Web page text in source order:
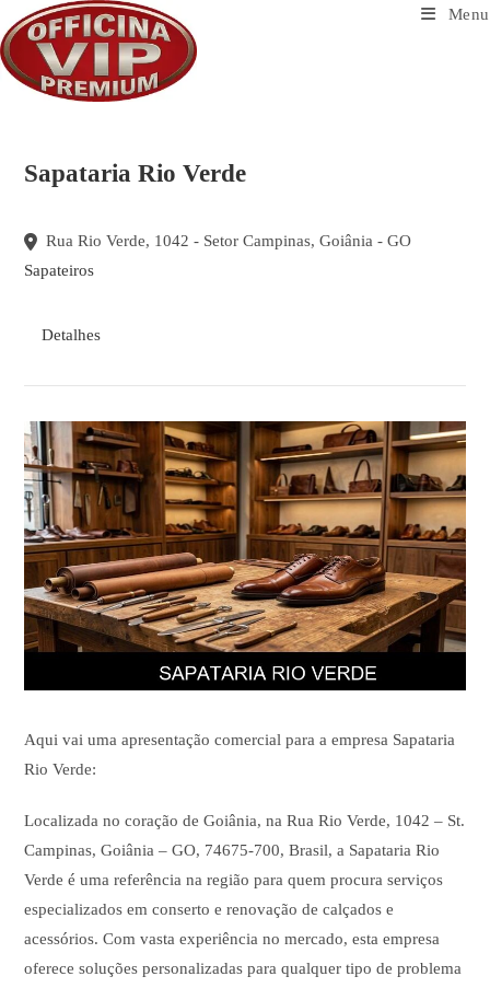
para
o
conteúdo
Menu
Sapataria Rio Verde
Rua Rio Verde, 1042 - Setor Campinas, Goiânia - GO
Sapateiros
Detalhes
Aqui vai uma apresentação comercial para a empresa Sapataria
Rio Verde:
Localizada no coração de Goiânia, na Rua Rio Verde, 1042 – St.
Campinas, Goiânia – GO, 74675-700, Brasil, a Sapataria Rio
Verde é uma referência na região para quem procura serviços
especializados em conserto e renovação de calçados e
acessórios. Com vasta experiência no mercado, esta empresa
oferece soluções personalizadas para qualquer tipo de problema